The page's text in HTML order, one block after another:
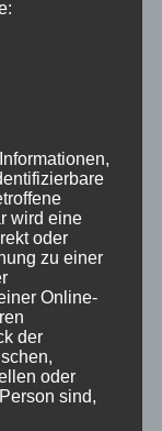
wird eine
oder
zu einer
Online-
der
oder
sind,